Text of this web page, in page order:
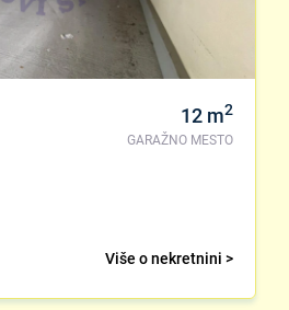
12 m2
GARAŽNO MESTO
Više o nekretnini >